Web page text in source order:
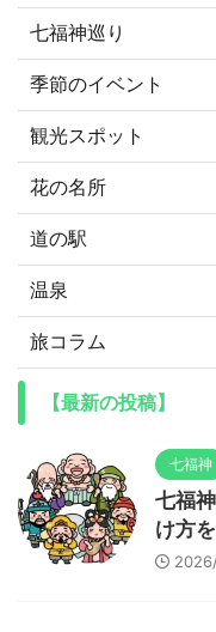
七福神巡り
季節のイベント
観光スポット
花の名所
道の駅
温泉
旅コラム
【最新の投稿】
七福神
七福
け方